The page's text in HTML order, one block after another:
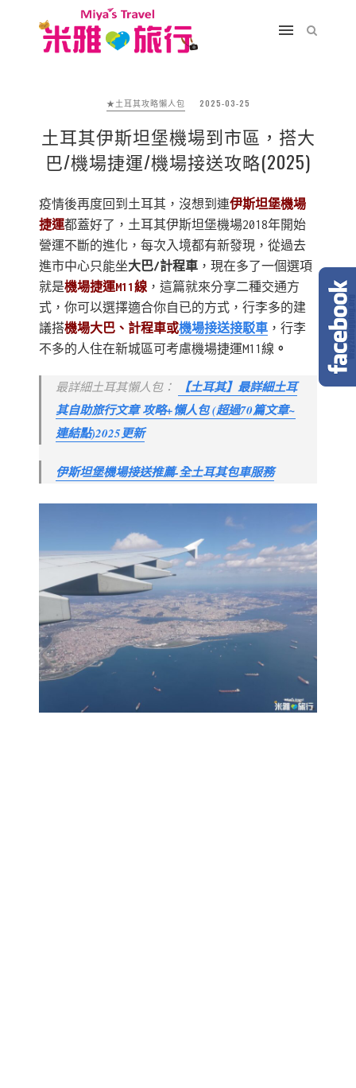
★土耳其攻略懶人包 2025-03-25
土耳其伊斯坦堡機場到市區，搭大
巴/機場捷運/機場接送攻略(2025)
疫情後再度回到土耳其，沒想到連伊斯坦堡機場
捷運都蓋好了，土耳其伊斯坦堡機場2018年開始
營運不斷的進化，每次入境都有新發現，從過去
進市中心只能坐大巴/計程車 ，現在多了一個選項
就是機場捷運M11線 ，這篇就來分享二種交通方
式，你可以選擇適合你自已的方式，行李多的建
議搭機場大巴、計程車或機場接送接駁車 ，行李
不多的人住在新城區可考慮機場捷運M11線 。
最詳細土耳其懶人包：
【土耳其】最詳細土耳
其自助旅行文章 攻略+懶人包 (超過70篇文章~
連結點)2025更新
伊斯坦堡機場接送推薦-全土耳其包車服務